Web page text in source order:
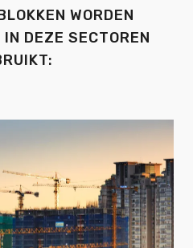
WORDEN
DEZE SECTOREN